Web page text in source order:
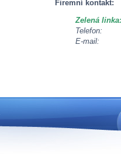
Firemní kontakt:
Zelená linka:
Telefon:
E-mail: